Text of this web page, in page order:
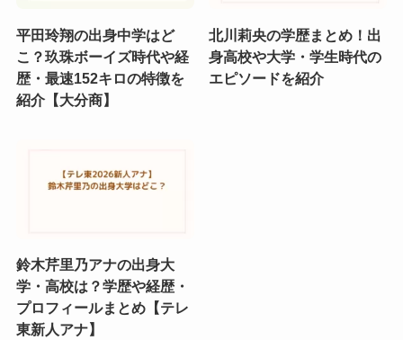
平田玲翔の出身中学はど
こ？玖珠ボーイズ時代や経
歴・最速152キロの特徴を
紹介【大分商】
北川莉央の学歴まとめ！出
身高校や大学・学生時代の
エピソードを紹介
鈴木芹里乃アナの出身大
学・高校は？学歴や経歴・
プロフィールまとめ【テレ
東新人アナ】